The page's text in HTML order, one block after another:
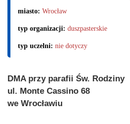
miasto: Wrocław
typ organizacji: duszpasterskie
typ uczelni: nie dotyczy
DMA przy parafii Św. Rodziny
ul. Monte Cassino 68
we Wrocławiu